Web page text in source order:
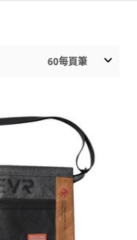
60每頁筆